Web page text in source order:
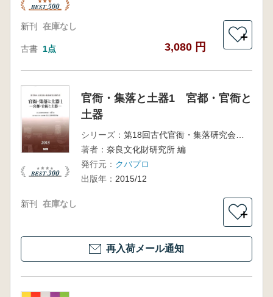
新刊 在庫なし
古書 1点 3,080 円
＋
官衙・集落と土器1 宮都・官衙と
土器
シリーズ：
著者： 奈良文化財研究所 編
発行元： クバプロ
出版年： 2015/12
新刊 在庫なし
＋
再入荷メール通知